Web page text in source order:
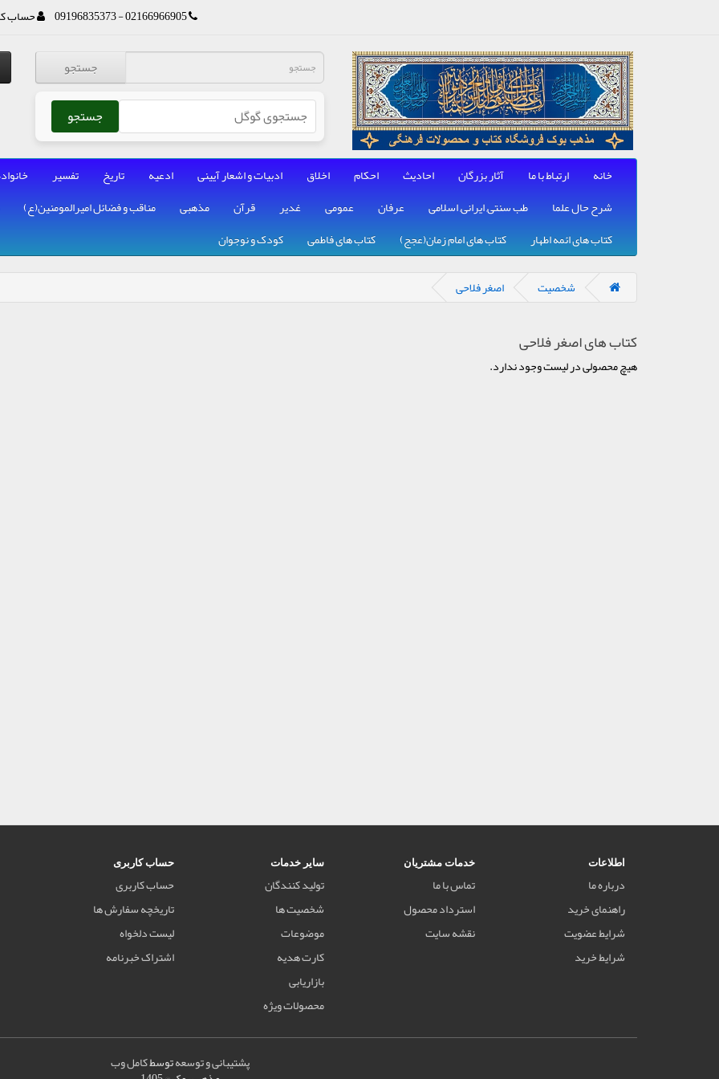
02166966905 - 09196835373 حساب
جستجو
جستجو
خانه ارتباط با ما آثار بزرگان احادیث احکام اخلاق ادبیات و اشعار آیینی ادعیه تاریخ تفسیر
شرح حال علما
طب سنتی, ایرانی, اسلامی عرفان عمومی غدیر قرآن مذهبی مناقب و فضائل امیرالمومنین(ع)
کتاب های ائمه اطهار
کتاب های امام زمان(عجج) کتاب های فاطمی کودک و نوجوان
شخصیت اصغر فلاحی
کتاب های اصغر فلاحی
هیچ محصولی در لیست وجود ندارد.
اطلاعات
درباره ما
راهنمای خرید
شرایط عضویت
شرایط خرید
خدمات مشتریان
تماس با ما
استرداد محصول
نقشه سایت
سایر خدمات
تولید کنندگان
شخصیت ها
موضوعات
کارت هدیه
بازاریابی
محصولات ویژه
حساب کاربری
حساب کاربری
تاریخچه سفارش ها
لیست دلخواه
اشتراک خبرنامه
پشتیبانی و توسعهتوسطکامل وب